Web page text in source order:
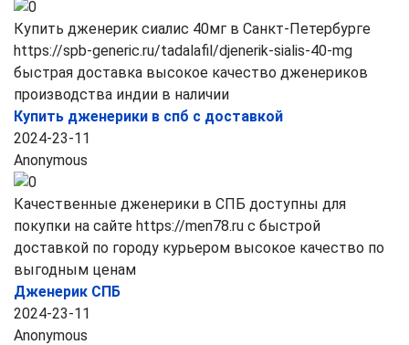
Купить дженерик сиалис 40мг в Санкт-Петербурге
https://spb-generic.ru/tadalafil/djenerik-sialis-40-mg
быстрая доставка высокое качество дженериков
производства индии в наличии
Купить дженерики в спб с доставкой
2024-23-11
Anonymous
Качественные дженерики в СПБ доступны для
покупки на сайте https://men78.ru с быстрой
доставкой по городу курьером высокое качество по
выгодным ценам
Дженерик СПБ
2024-23-11
Anonymous